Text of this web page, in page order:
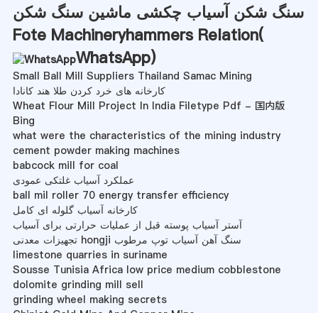
سنگ شکن آسیاب چکشی ماشین سنگ شکن
Fote Machineryhammers Relation(
WhatsApp)
Small Ball Mill Suppliers Thailand Samac Mining
کارخانه های خرد کردن طلا هند کانادا
Wheat Flour Mill Project In India Filetype Pdf - 国内版
Bing
what were the characteristics of the mining industry
cement powder making machines
babcock mill for coal
عملکرد آسیاب غلتکی عمودی
ball mil roller 70 energy transfer efficiency
کارخانه آسیاب گلوله ای کامل
آستر آسیاب پوسته قبل از عملیات حرارتی برای آسیاب
تجهیزات معدنی hongji سنگ آهن آسیاب توپ مرطوب
limestone quarries in suriname
Sousse Tunisia Africa low price medium cobblestone
dolomite grinding mill sell
grinding wheel making secrets